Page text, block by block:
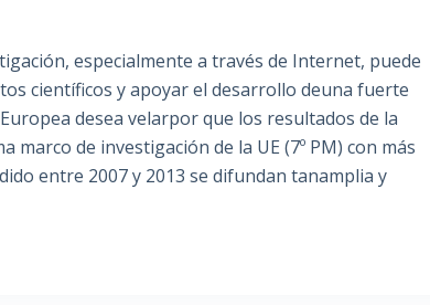
especialmente a través de Internet, puede
científicos y apoyar el desarrollo deuna fuerte
desea velarpor que los resultados de la
de investigación de la UE (7º PM) con más
entre 2007 y 2013 se difundan tanamplia y